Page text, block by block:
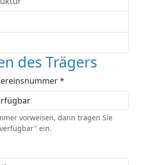
des Trägers
*
vorweisen, dann tragen Sie
ein.